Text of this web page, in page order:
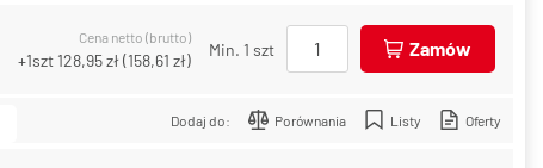
Cena netto (brutto)
+1szt 128,95 zł(158,61 zł)
Min. 1 szt Zamów
Dodaj do: Porównania Listy Oferty